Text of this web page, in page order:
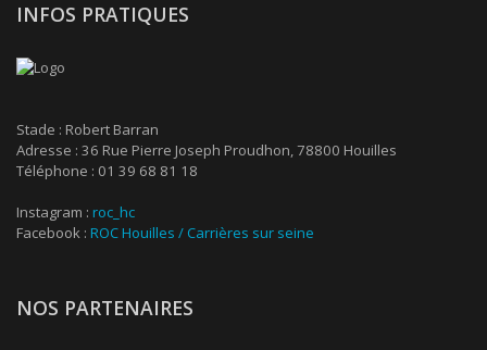
INFOS PRATIQUES
Stade : Robert Barran
Adresse : 36 Rue Pierre Joseph Proudhon, 78800 Houilles
Téléphone : 01 39 68 81 18
Instagram : roc_hc
Facebook : ROC Houilles / Carrières sur seine
NOS PARTENAIRES